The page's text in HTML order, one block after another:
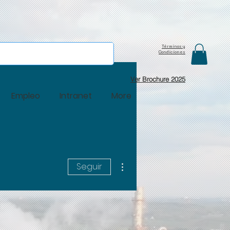
Términos y
Condiciones
Ver Brochure 2025
Empleo Intranet More
Seguir
Más acciones